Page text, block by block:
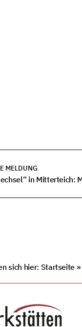
MELDUNG
sich hier: Startseite »